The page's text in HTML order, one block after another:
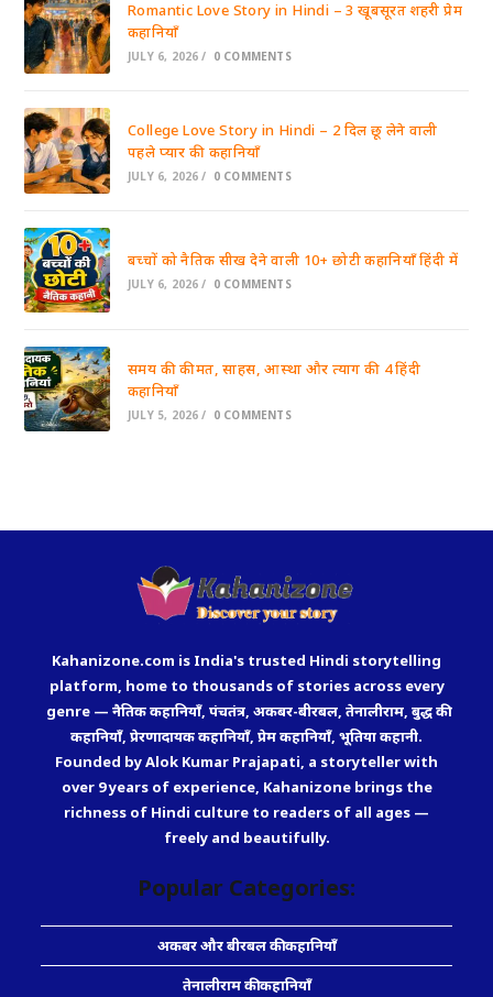
Romantic Love Story in Hindi – 3 खूबसूरत शहरी प्रेम
कहानियाँ
JULY 6, 2026 / 0 COMMENTS
College Love Story in Hindi – 2 दिल छू लेने वाली
पहले प्यार की कहानियाँ
JULY 6, 2026 / 0 COMMENTS
बच्चों को नैतिक सीख देने वाली 10+ छोटी कहानियाँ हिंदी में
JULY 6, 2026 / 0 COMMENTS
समय की कीमत, साहस, आस्था और त्याग की 4 हिंदी
कहानियाँ
JULY 5, 2026 / 0 COMMENTS
Kahanizone.com is India's trusted Hindi storytelling
platform, home to thousands of stories across every
genre — नैतिक कहानियाँ, पंचतंत्र, अकबर-बीरबल, तेनालीराम, बुद्ध की
कहानियाँ, प्रेरणादायक कहानियाँ, प्रेम कहानियाँ, भूतिया कहानी.
Founded by Alok Kumar Prajapati, a storyteller with
over 9 years of experience, Kahanizone brings the
richness of Hindi culture to readers of all ages —
freely and beautifully.
Popular Categories:
अकबर और बीरबल की कहानियाँ
तेनालीराम की कहानियाँ